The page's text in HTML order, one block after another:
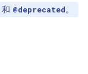
和 @deprecated。